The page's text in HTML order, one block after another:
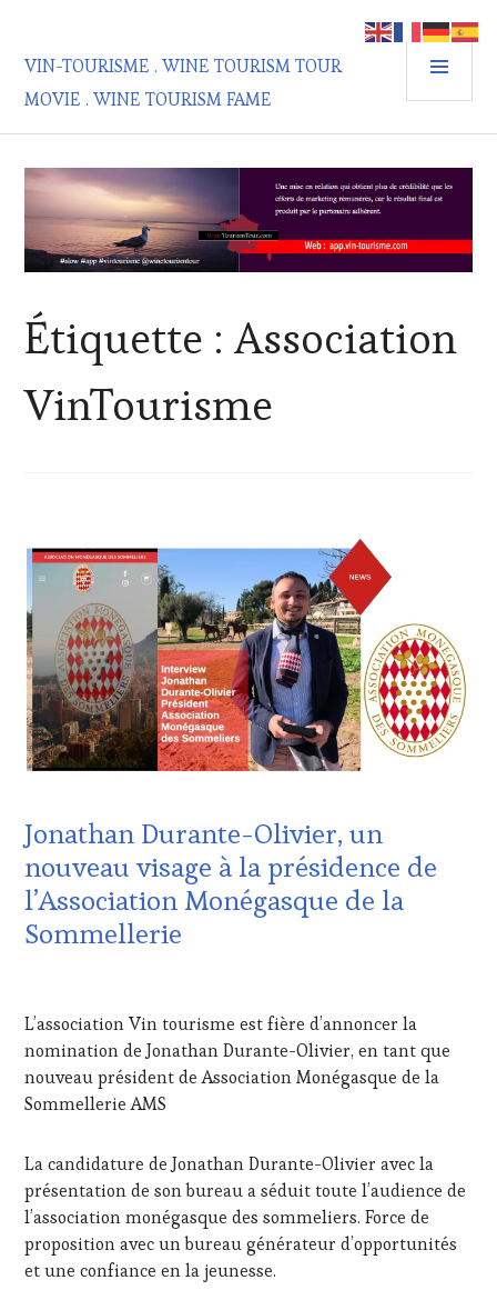
contenu
principal
VIN-TOURISME . WINE TOURISM TOUR
MOVIE . WINE TOURISM FAME
Étiquette :Association
VinTourisme
CHALLENGE
HORS
DE
CONFORT,
CLUB
:
WINE
TASTING
VOUCHER,
CÔTES-
DOMAINE
ADHÉRENT,
VIN
TOURISME
EDITION
DU
VIN
ET
DE
LA
FRANÇAISE,
INVITATIONS
&
DÉGUSTATIONS,
WINE
TASTING,
Jonathan Durante-Olivier, un
nouveau visage à la présidence de
l’Association Monégasque de la
Sommellerie
2025
L’association Vin tourisme est fière d’annoncer la
nomination de Jonathan Durante-Olivier, en tant que
nouveau président de Association Monégasque de la
Sommellerie AMS
La candidature de Jonathan Durante-Olivier avec la
présentation de son bureau a séduit toute l’audience de
l’association monégasque des sommeliers. Force de
proposition avec un bureau générateur d’opportunités
et une confiance en la jeunesse.